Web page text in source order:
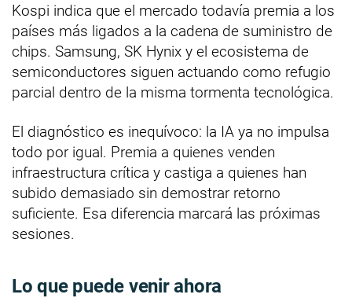
Kospi indica que el mercado todavía premia a los
países más ligados a la cadena de suministro de
chips. Samsung, SK Hynix y el ecosistema de
semiconductores siguen actuando como refugio
parcial dentro de la misma tormenta tecnológica.
El diagnóstico es inequívoco: la IA ya no impulsa
todo por igual. Premia a quienes venden
infraestructura crítica y castiga a quienes han
subido demasiado sin demostrar retorno
suficiente. Esa diferencia marcará las próximas
sesiones.
Lo que puede venir ahora